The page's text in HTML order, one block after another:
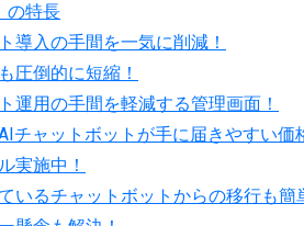
の特長
導入の手間を一気に削減！
圧倒的に短縮！
運用の手間を軽減する管理画面！
チャットボットが手に届きやすい価
実施中！
いるチャットボットからの移行も簡